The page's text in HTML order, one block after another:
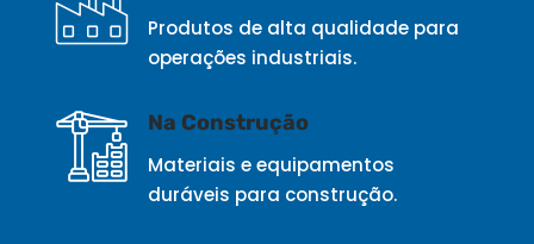
Produtos de alta qualidade para
operações industriais.
Na Construção
Materiais e equipamentos
duráveis para construção.